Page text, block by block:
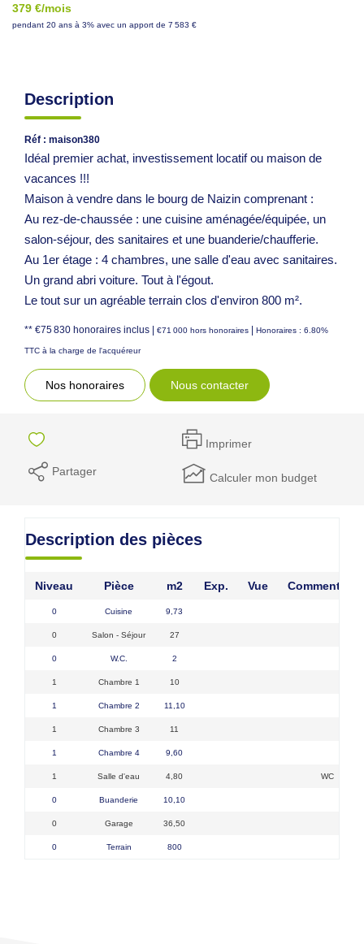
379 €/mois
pendant 20 ans à 3% avec un apport de 7 583 €
Description
Réf : maison380
Idéal premier achat, investissement locatif ou maison de
vacances !!!
Maison à vendre dans le bourg de Naizin comprenant :
Au rez-de-chaussée : une cuisine aménagée/équipée, un
salon-séjour, des sanitaires et une buanderie/chaufferie.
Au 1er étage : 4 chambres, une salle d'eau avec sanitaires.
Un grand abri voiture. Tout à l'égout.
Le tout sur un agréable terrain clos d'environ 800 m².
** €75 830 honoraires inclus | €71 000 hors honoraires | Honoraires : 6.80%
TTC à la charge de l'acquéreur
Nos honoraires Nous contacter
Imprimer
Partager Calculer mon budget
Description des pièces
Niveau Pièce m2 Exp. Vue
0 Cuisine 9,73
0 Salon - Séjour 27
0 W.C. 2
1 Chambre 1 10
1 Chambre 2 11,10
1 Chambre 3 11
1 Chambre 4 9,60
1 Salle d'eau 4,80 WC
0 Buanderie 10,10
0 Garage 36,50
0 Terrain 800